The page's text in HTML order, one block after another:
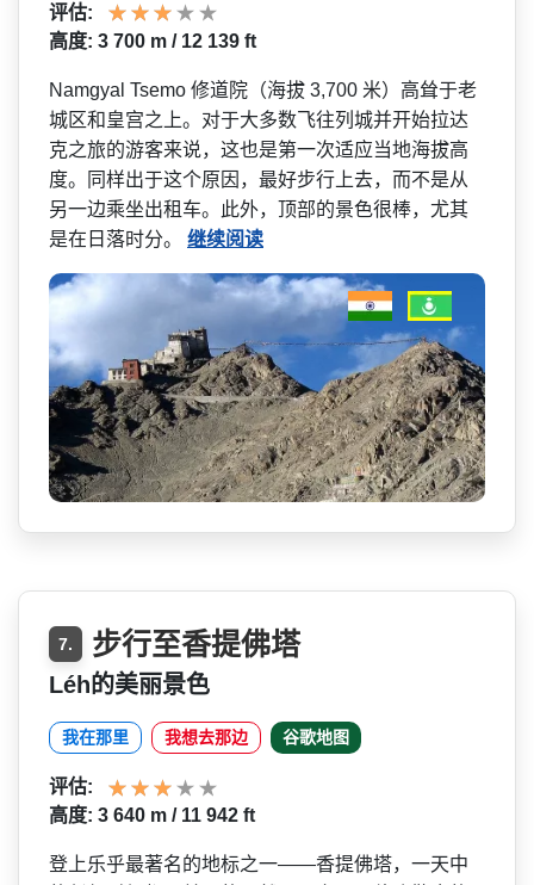
评估:
高度: 3 700 m / 12 139 ft
Namgyal Tsemo 修道院（海拔 3,700 米）高耸于老
城区和皇宫之上­。对于大多数飞往列城并开始拉达
克之旅的游客来说，­这也是第一次适应当地海拔高
度。同样出于这个原因，­最好步行上去，而不是从
另一边乘坐出租车。此外，顶­部的景色很棒，尤其
是在日落时分。 继续阅读
7. 步行至香提佛塔
Léh的美丽景色
我在那里 我想去那边 谷歌地图
评估:
高度: 3 640 m / 11 942 ft
登上乐乎最著名的地标之一——香提佛塔，一天中